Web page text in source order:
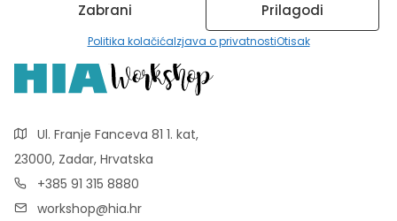
Zabrani Prilagodi
Politika kolačićaIzjava o privatnostiOtisak
Ul. Franje Fanceva 81 1. kat,
23000, Zadar, Hrvatska
+385 91 315 8880
workshop@hia.hr